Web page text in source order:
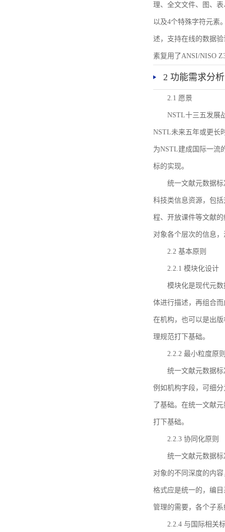
理、全文文件、图、
以及4个特殊字符元素
述，支持在线的数据
素复用了ANSI/NISO
2 功能需求分析
2.1 愿景
NSTL十三五发展
NSTL未来五年或更长
为NSTL建成国际一流
标的实现。
统一文献元数据
科技类信息资源，包
程、开放课件等文献
对象各个层次的信息
2.2 基本原则
2.2.1 模块化设计
模块化是现代元
体进行描述，再组合
在机构，也可以是出
理规范打下基础。
2.2.2 最小粒度原
统一文献元数据
例如机构字段，可细
了基础。在统一文献
打下基础。
2.2.3 协同化原则
统一文献元数据
对象的不同深度的内
格式应是统一的，编
管理的需要，各个子
2.2.4 与国际相关